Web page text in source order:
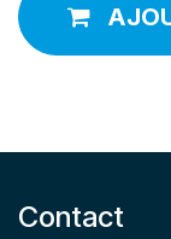
Contact